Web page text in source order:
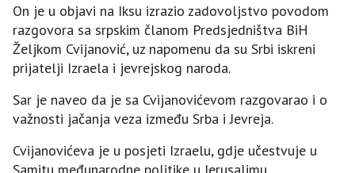
On je u objavi na Iksu izrazio zadovoljstvo povodom
razgovora sa srpskim članom Predsjedništva BiH
Željkom Cvijanović, uz napomenu da su Srbi iskreni
prijatelji Izraela i jevrejskog naroda.
Sar je naveo da je sa Cvijanovićevom razgovarao i o
važnosti jačanja veza između Srba i Јevreja.
Cvijanovićeva je u posjeti Izraelu, gdje učestvuje u
Samitu međunarodne politike u Јerusalimu.